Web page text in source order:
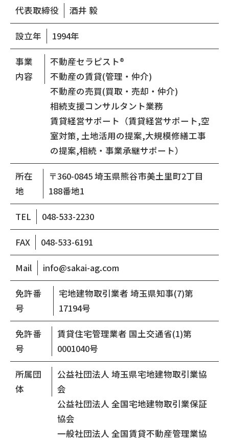
代表取締役 酒井 毅
設立年 1994年
事業
内容
不動産セラピスト®
不動産の賃貸(管理・仲介)
不動産の売買(買取・売却・仲介)
相続支援コンサルタント業務
賃貸経営サポート（賃貸経営サポート,空
室対策, 土地活用の提案,大規模修繕工事
の提案,相続・事業承継サポート）
所在
地
〒360-0845 埼玉県熊谷市美土里町2丁目
188番地1
TEL 048-533-2230
FAX 048-533-6191
Mail info@sakai-ag.com
免許番
号
宅地建物取引業者 埼玉県知事(7)第
17194号
免許番
号
賃貸住宅管理業者 国土交通省(1)第
0001040号
所属団
体
公益社団法人 埼玉県宅地建物取引業協
会
公益社団法人 全国宅地建物取引業保証
協会
一般社団法人 全国賃貸不動産管理業協